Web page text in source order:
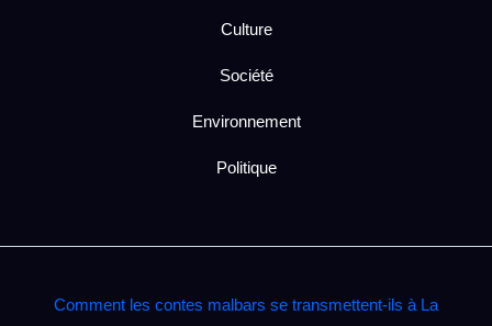
Culture
Société
Environnement
Politique
Comment les contes malbars se transmettent‑ils à La